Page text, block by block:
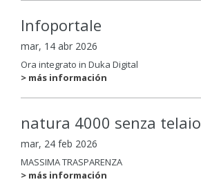
Infoportale
mar, 14 abr 2026
Ora integrato in Duka Digital
> más información
natura 4000 senza telaio
mar, 24 feb 2026
MASSIMA TRASPARENZA
> más información